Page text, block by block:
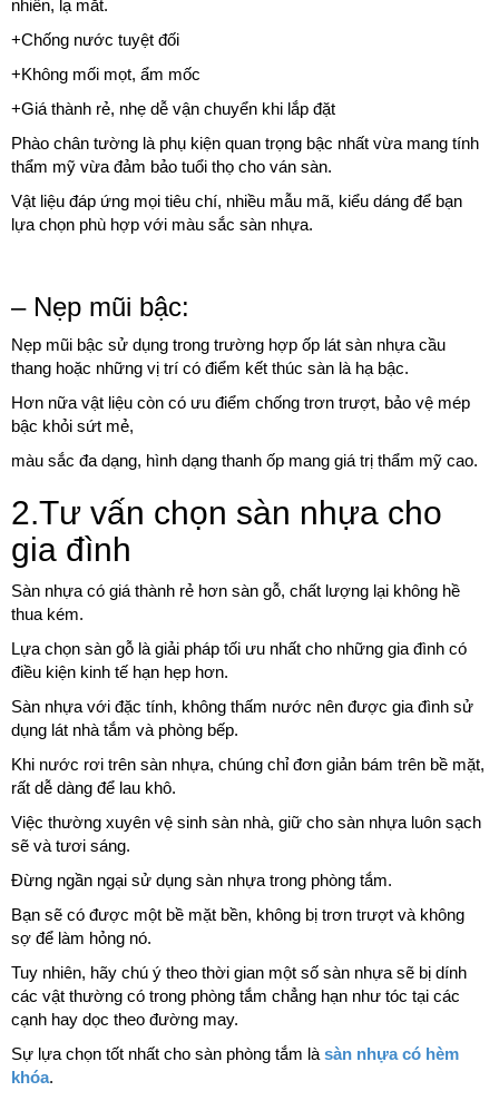
nhiên, lạ mắt.
+Chống nước tuyệt đối
+Không mối mọt, ẩm mốc
+Giá thành rẻ, nhẹ dễ vận chuyển khi lắp đặt
Phào chân tường là phụ kiện quan trọng bậc nhất vừa mang tính
thẩm mỹ vừa đảm bảo tuổi thọ cho ván sàn.
Vật liệu đáp ứng mọi tiêu chí, nhiều mẫu mã, kiểu dáng để bạn
lựa chọn phù hợp với màu sắc sàn nhựa.
– Nẹp mũi bậc:
Nẹp mũi bậc sử dụng trong trường hợp ốp lát sàn nhựa cầu
thang hoặc những vị trí có điểm kết thúc sàn là hạ bậc.
Hơn nữa vật liệu còn có ưu điểm chống trơn trượt, bảo vệ mép
bậc khỏi sứt mẻ,
màu sắc đa dạng, hình dạng thanh ốp mang giá trị thẩm mỹ cao.
2.Tư vấn chọn sàn nhựa cho
gia đình
Sàn nhựa có giá thành rẻ hơn sàn gỗ, chất lượng lại không hề
thua kém.
Lựa chọn sàn gỗ là giải pháp tối ưu nhất cho những gia đình có
điều kiện kinh tế hạn hẹp hơn.
Sàn nhựa với đặc tính, không thấm nước nên được gia đình sử
dụng lát nhà tắm và phòng bếp.
Khi nước rơi trên sàn nhựa, chúng chỉ đơn giản bám trên bề mặt,
rất dễ dàng để lau khô.
Việc thường xuyên vệ sinh sàn nhà, giữ cho sàn nhựa luôn sạch
sẽ và tươi sáng.
Đừng ngần ngại sử dụng sàn nhựa trong phòng tắm.
Bạn sẽ có được một bề mặt bền, không bị trơn trượt và không
sợ để làm hỏng nó.
Tuy nhiên, hãy chú ý theo thời gian một số sàn nhựa sẽ bị dính
các vật thường có trong phòng tắm chẳng hạn như tóc tại các
cạnh hay dọc theo đường may.
Sự lựa chọn tốt nhất cho sàn phòng tắm làsàn nhựa có hèm
khóa.